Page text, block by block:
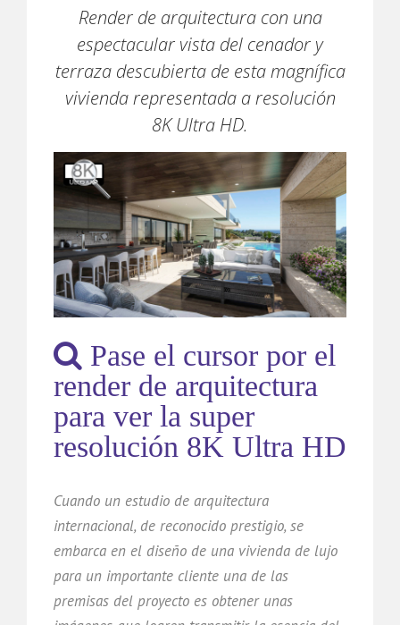
Render de arquitectura con una
espectacular vista del cenador y
terraza descubierta de esta magnífica
vivienda representada a resolución
8K Ultra HD.
Pase el cursor por el
render de arquitectura
para ver la super
resolución 8K Ultra HD
Cuando un estudio de arquitectura
internacional, de reconocido prestigio, se
embarca en el diseño de una vivienda de lujo
para un importante cliente una de las
premisas del proyecto es obtener unas